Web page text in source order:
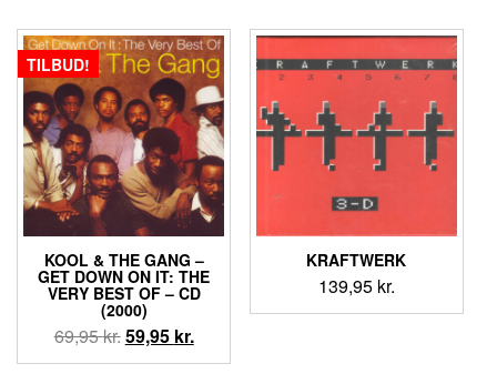
TILBUD!
KOOL & THE GANG ‎–
GET DOWN ON IT: THE
VERY BEST OF – CD
(2000)
69,95kr.Den
oprindelige
59,95 kr.Den
aktuelle
KRAFTWERK
139,95 kr.